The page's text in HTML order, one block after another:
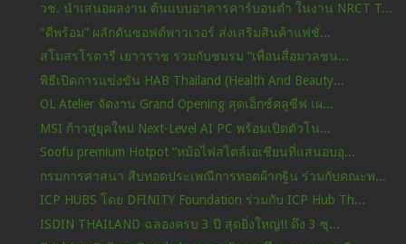
วช. นำเสนอผลงาน ต้นแบบอาคารคาร์บอนต่ำ ในงาน NRCT T...
"ดีพร้อม” ผลักดันซอฟต์พาวเวอร์ ส่งเสริมสินค้าแฟชั่...
สโมสรโรตารี่ เยาวราช ร่วมกับชมรม “เพื่อนสื่อมวลชน...
พิธีเปิดการแข่งขัน HAB Thailand (Health And Beauty...
OL Atelier จัดงาน Grand Opening สุดเอ็กซ์คลูซีฟ เผ...
MSI ก้าวสู่ยุคใหม่ Next-Level AI PC พร้อมเปิดตัวโน...
Soofu premium Hotpot “หม้อไฟสไตล์เอเชียนที่แสนอบอุ...
กรมการศาสนา สืบทอดประเพณีการทอดผ้ากฐิน ร่วมกับคณะพ...
ICP HUBS โดย DFINITY Foundation ร่วมกับ ICP Hub Th...
ISDIN THAILAND ฉลองครบ 3 ปี สุดยิ่งใหญ่!! ดึง 3 ซุ...